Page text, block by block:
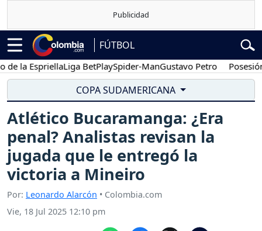
FÚTBOL
EspriellaLiga BetPlaySpider-ManGustavo Petro Posesión
COPA SUDAMERICANA
Atlético Bucaramanga: ¿Era
penal? Analistas revisan la
jugada que le entregó la
victoria a Mineiro
Por: Leonardo Alarcón • Colombia.com
Vie, 18 Jul 2025 12:10 pm